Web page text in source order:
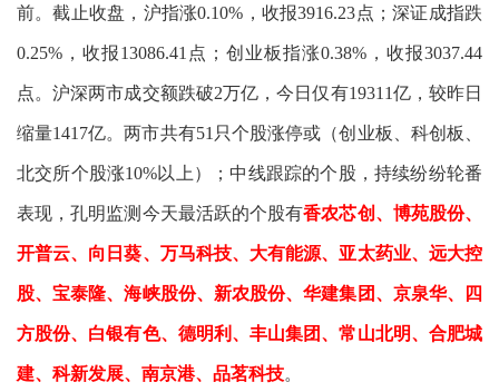
前。截止收盘，沪指涨0.10%，收报3916.23点；深证成指跌
0.25%，收报13086.41点；创业板指涨0.38%，收报3037.44
点。沪深两市成交额跌破2万亿，今日仅有19311亿，较昨日
缩量1417亿。两市共有51只个股涨停或（创业板、科创板、
北交所个股涨10%以上）；中线跟踪的个股，持续纷纷轮番
表现，孔明监测今天最活跃的个股有香农芯创、博苑股份、
开普云、向日葵、万马科技、大有能源、亚太药业、远大控
股、宝泰隆、海峡股份、新农股份、华建集团、京泉华、四
方股份、白银有色、德明利、丰山集团、常山北明、合肥城
建、科新发展、南京港、品茗科技。